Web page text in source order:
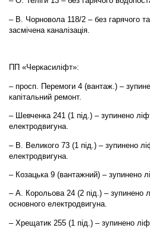
– В. Чорновола 118/2 – без гарячого
засмічена каналізація.
ПП «Черкасиліфт»:
– просп. Перемоги 4 (вантаж.) –
капітальний ремонт.
– Шевченка 241 (1 під.) – зупинено
електродвигуна.
– В. Великого 73 (1 під.) – зупинено
електродвигуна.
– Козацька 9 (вантажний) – зупинено
– А. Корольова 24 (2 під.) – зупинено
основного електродвигуна.
– Хрещатик 255 (1 під.) – зупинено